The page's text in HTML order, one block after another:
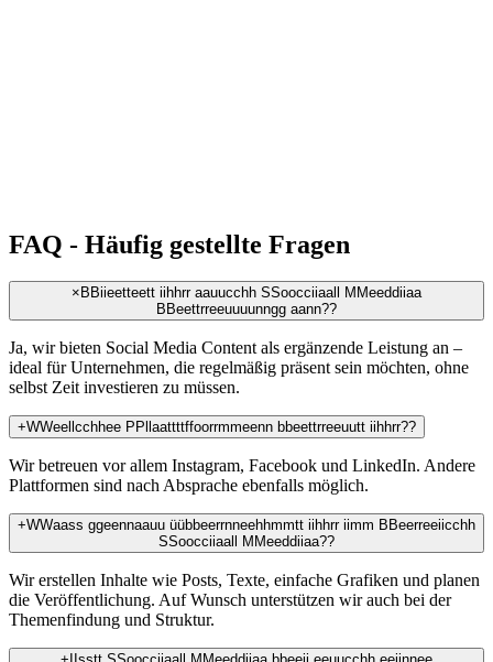
FAQ - Häufig gestellte Fragen
× B Biieetteett ii hhrr aauucc hh SSoocciiaal M Meeddiiaa
B Beettrreeuuuunngg aann??
Ja, wir bieten Social Media Content als ergänzende Leistung an –
ideal für Unternehmen, die regelmäßig präsent sein möchten, ohne
selbst Zeit investieren zu müssen.
+WWee cc hhee P P aattttffoorrmmeenn bbeettrreeuutt ii hhrr??
Wir betreuen vor allem Instagram, Facebook und LinkedIn. Andere
Plattformen sind nach Absprache ebenfalls möglich.
+WWaass ggeennaauu üübbeerrnneehhmmtt ii hhrr iimm B Beerreeiicc hh
SSoocciiaal M Meeddiiaa??
Wir erstellen Inhalte wie Posts, Texte, einfache Grafiken und planen
die Veröffentlichung. Auf Wunsch unterstützen wir auch bei der
Themenfindung und Struktur.